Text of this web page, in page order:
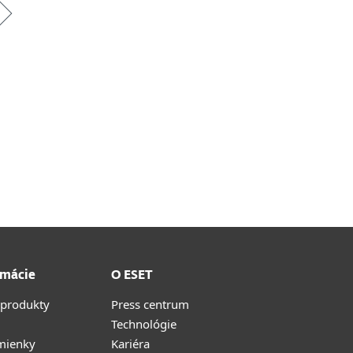
O ESET
Press centrum
Technológie
Kariéra